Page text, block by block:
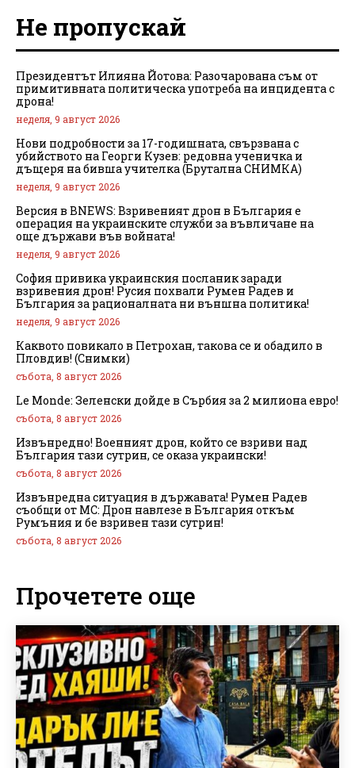
Не пропускай
Президентът Илияна Йотова: Разочарована съм от
примитивната политическа употреба на инцидента с
дрона!
неделя, 9 август 2026
Нови подробности за 17-годишната, свързвана с
убийството на Георги Кузев: редовна ученичка и
дъщеря на бивша учителка (Брутална СНИМКА)
неделя, 9 август 2026
Версия в BNEWS: Взривеният дрон в България е
операция на украинските служби за въвличане на
още държави във войната!
неделя, 9 август 2026
София привика украинския посланик заради
взривения дрон! Русия похвали Румен Радев и
България за рационалната ни външна политика!
неделя, 9 август 2026
Каквото повикало в Петрохан, такова се и обадило в
Пловдив! (Снимки)
събота, 8 август 2026
Le Monde: Зеленски дойде в Сърбия за 2 милиона евро!
събота, 8 август 2026
Извънредно! Военният дрон, който се взриви над
България тази сутрин, се оказа украински!
събота, 8 август 2026
Извънредна ситуация в държавата! Румен Радев
съобщи от МС: Дрон навлезе в България откъм
Румъния и бе взривен тази сутрин!
събота, 8 август 2026
Прочетете още